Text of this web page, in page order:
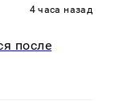
4 часа назад
после